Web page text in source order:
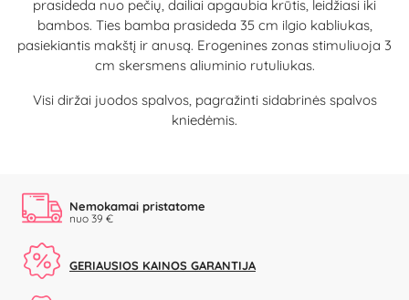
prasideda nuo pečių, dailiai apgaubia krūtis, leidžiasi iki
bambos. Ties bamba prasideda 35 cm ilgio kabliukas,
pasiekiantis makštį ir anusą. Erogenines zonas stimuliuoja 3
cm skersmens aliuminio rutuliukas.
Visi diržai juodos spalvos, pagražinti sidabrinės spalvos
kniedėmis.
Nemokamai pristatome
nuo 39 €
GERIAUSIOS KAINOS GARANTIJA